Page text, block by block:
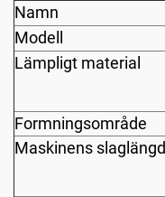
Namn
Modell
Lämpligt material
Formningsområde
Maskinens slaglängd